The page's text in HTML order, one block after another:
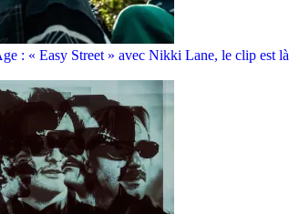
: « Easy Street » avec Nikki Lane, le clip est là